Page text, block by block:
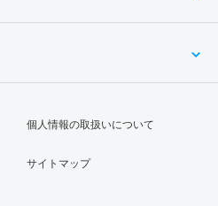
個人情報の取扱いについて
サイトマップ